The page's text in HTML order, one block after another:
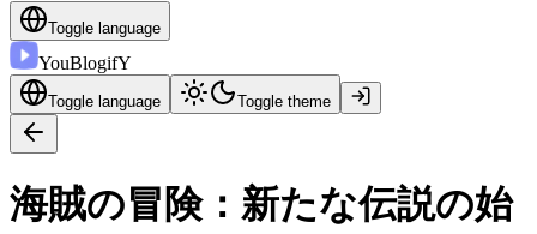
Toggle language
YouBlogifY
Toggle language Toggle theme
海賊の冒険：新たな伝説の始